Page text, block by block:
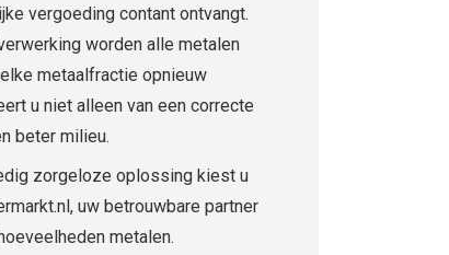
vergoeding contant ontvangt.
worden alle metalen
metaalfractie opnieuw
u niet alleen van een correcte
beter milieu.
zorgeloze oplossing kiest u
uw betrouwbare partner
metalen.